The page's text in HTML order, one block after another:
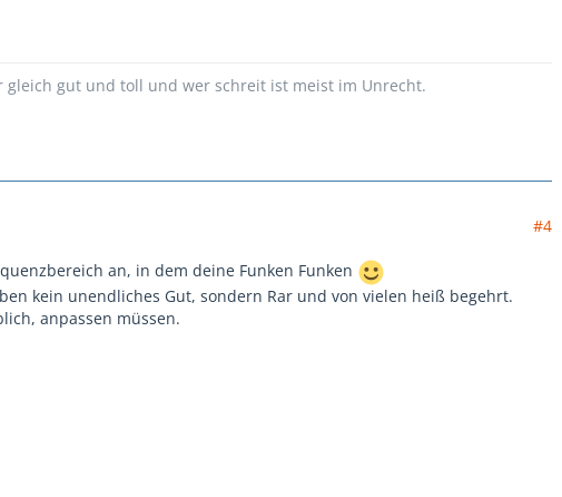
gleich gut und toll und wer schreit ist meist im Unrecht.
#4
an, in dem deine Funken Funken
kein unendliches Gut, sondern Rar und von vielen heiß begehrt.
anpassen müssen.